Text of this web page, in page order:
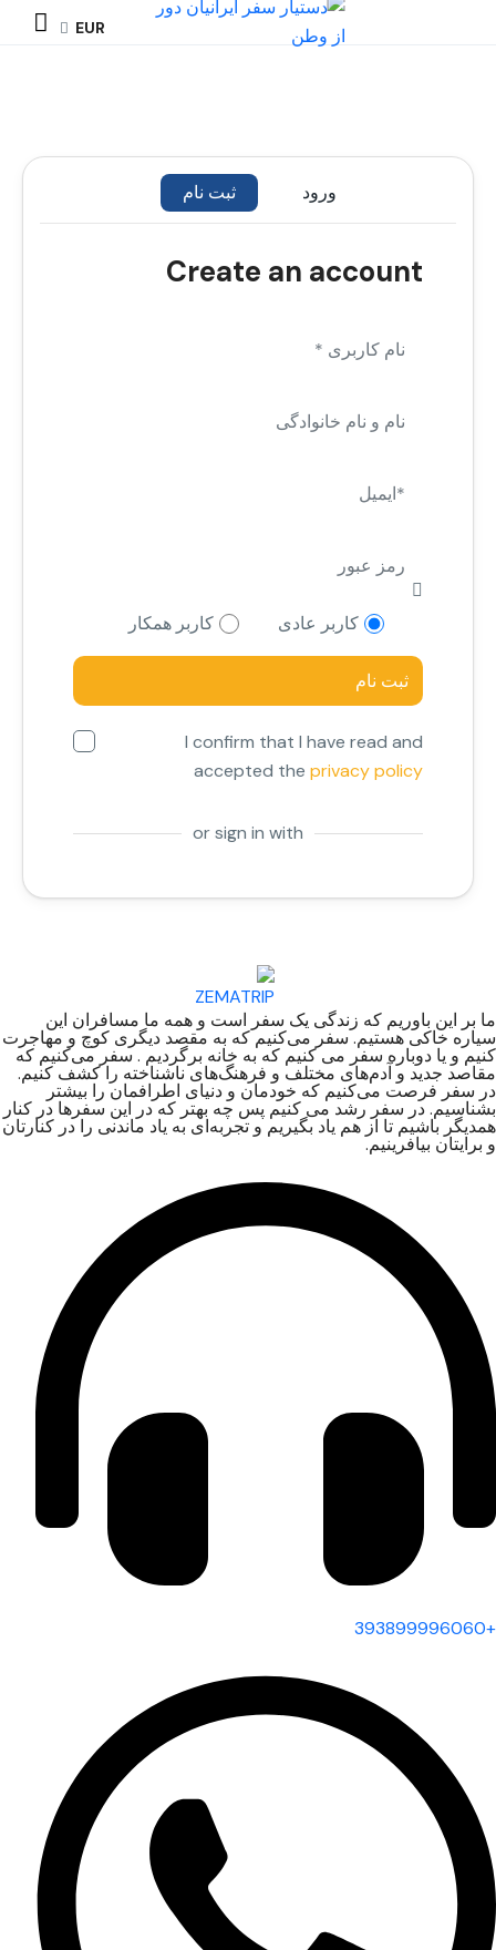
EUR
ورود ثبت نام
Create an account
کاربر عادی کاربر همکار
I confirm that I have read and
accepted the privacy policy
or sign in with
ما بر این باوریم که زندگی یک سفر است و همه ما مسافران این
سیاره خاکی هستیم. سفر می‌کنیم که به مقصد دیگری کوچ و مهاجرت
کنیم و یا دوباره سفر می کنیم که به خانه برگردیم . سفر می‌کنیم که
مقاصد جدید و آدم‌های مختلف و فرهنگ‌های ناشناخته را کشف کنیم.
در سفر فرصت می‌کنیم که خودمان و دنیای اطرافمان را بیشتر
بشناسیم. در سفر رشد می کنیم پس چه بهتر که در این سفرها در کنار
همدیگر باشیم تا از هم یاد بگیریم و تجربه‌ای به یاد ماندنی را در کنارتان
و برایتان بیافرینیم.
+393899996060